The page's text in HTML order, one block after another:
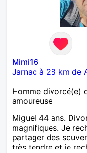
Mimi16
Jarnac à 28 km de
Homme divorcé(e)
amoureuse
Miguel 44 ans.
magnifiques. Je
partager des
très tendre et je